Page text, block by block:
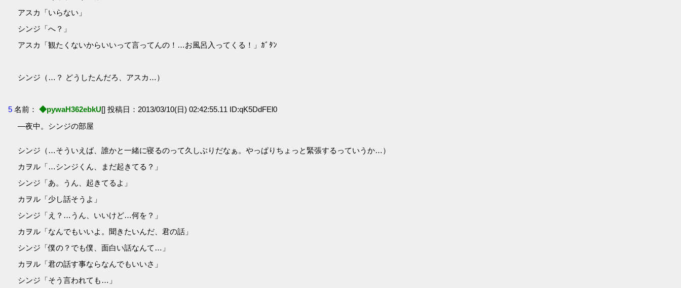
アスカ「いらない」
シンジ「へ？」
アスカ「観たくないからいいって言ってんの！…お風呂入ってくる！」ｶﾞﾀﾝ
シンジ（…？ どうしたんだろ、アスカ…）
5 名前： ◆pywaH362ebkU[] 投稿日：2013/03/10(日) 02:42:55.11 ID:qK5DdFEl0
―夜中。シンジの部屋
シンジ（…そういえば、誰かと一緒に寝るのって久しぶりだなぁ。やっぱりちょっと緊張するっていうか…）
カヲル「…シンジくん、まだ起きてる？」
シンジ「あ。うん、起きてるよ」
カヲル「少し話そうよ」
シンジ「え？…うん、いいけど…何を？」
カヲル「なんでもいいよ。聞きたいんだ、君の話」
シンジ「僕の？でも僕、面白い話なんて…」
カヲル「君の話す事ならなんでもいいさ」
シンジ「そう言われても…」